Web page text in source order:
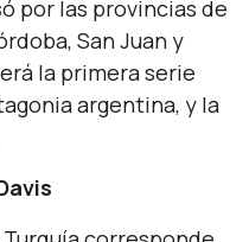
por las provincias de
San Juan y
la primera serie
argentina, y la